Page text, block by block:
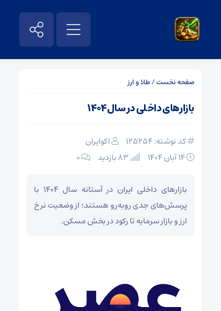
صفحه نخست/طلا و ارز
بازارهای داخلی در سال ۱۴۰۴
کد نوشته: 125254
اکوایران
۰
بازارهای داخلی ایران در آستانه سال ۱۴۰۴ با
پرسش‌های جدی روبه‌رو هستند؛ از وضعیت نرخ
ارز و بازار سرمایه تا رکود در بخش مسکن.